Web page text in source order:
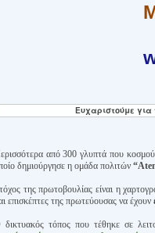
Ευχαριστούμε για
από 300 γλυπτά που
δημιούργησε η ομάδα πολιτών
της πρωτοβουλίας είναι η
επισκέπτες της πρωτεύουσας να έχουν
τόπος που τέθηκε σε